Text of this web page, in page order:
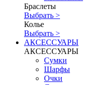
Браслеты
Выбрать >
Колье
Выбрать >
АКСЕССУАРЫ
АКСЕССУАРЫ
Сумки
Шарфы
Очки